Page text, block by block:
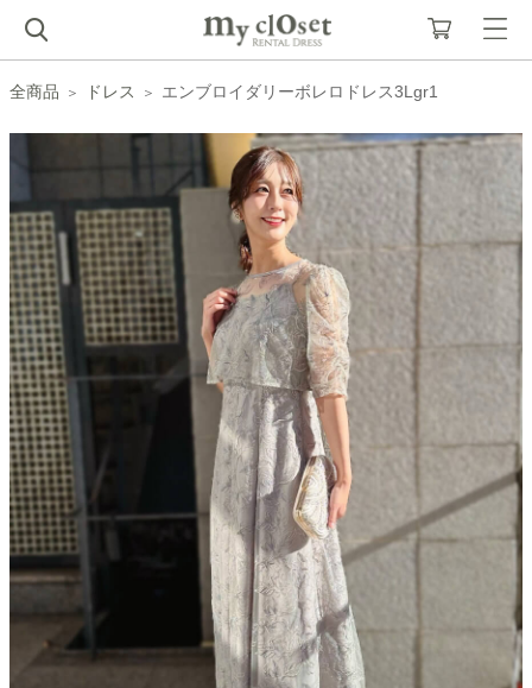
全商品 ドレス エンブロイダリーボレロドレス3Lgr1